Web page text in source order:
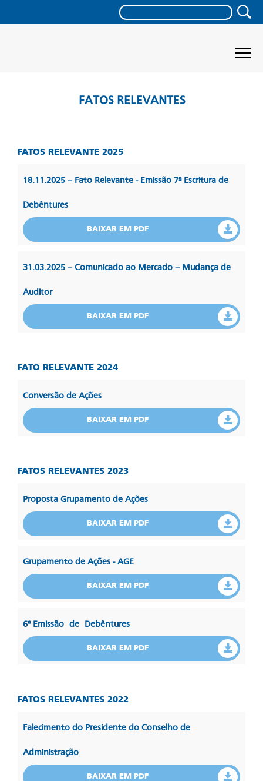
FATOS RELEVANTES
FATOS RELEVANTE 2025
18.11.2025 – Fato Relevante - Emissão 7ª Escritura de
Debêntures
BAIXAR EM PDF
31.03.2025 – Comunicado ao Mercado – Mudança de
Auditor
BAIXAR EM PDF
FATO RELEVANTE 2024
Conversão de Ações
BAIXAR EM PDF
FATOS RELEVANTES 2023
Proposta Grupamento de Ações
BAIXAR EM PDF
Grupamento de Ações - AGE
BAIXAR EM PDF
6ª Emissão de Debêntures
BAIXAR EM PDF
FATOS RELEVANTES 2022
Falecimento do Presidente do Conselho de
Administração
BAIXAR EM PDF